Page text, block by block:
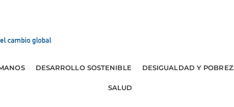
DESARROLLO SOSTENIBLE DESIGUALDAD Y
SALUD